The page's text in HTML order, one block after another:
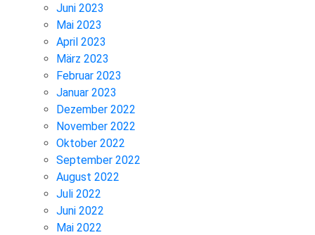
Juni 2023
Mai 2023
April 2023
März 2023
Februar 2023
Januar 2023
Dezember 2022
November 2022
Oktober 2022
September 2022
August 2022
Juli 2022
Juni 2022
Mai 2022